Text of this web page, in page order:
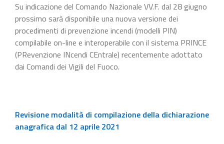
Su indicazione del Comando Nazionale VV.F. dal 28 giugno
prossimo sarà disponibile una nuova versione dei
procedimenti di prevenzione incendi (modelli PIN)
compilabile on-line e interoperabile con il sistema PRINCE
(PRevenzione INcendi CEntrale) recentemente adottato
dai Comandi dei Vigili del Fuoco.
Revisione modalità di compilazione della dichiarazione
anagrafica dal 12 aprile 2021